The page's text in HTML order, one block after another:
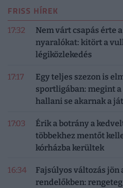
FRISS HÍREK
17:32
Nem várt csapás érte
nyaralókat: kitört a
légiközlekedés
17:17
Egy teljes szezon is
sportligában: megint
hallani se akarnak a
17:03
Érik a botrány a
többekhez mentőt
kórházba kerültek
16:34
Fajsúlyos változás jön
rendelőkben: